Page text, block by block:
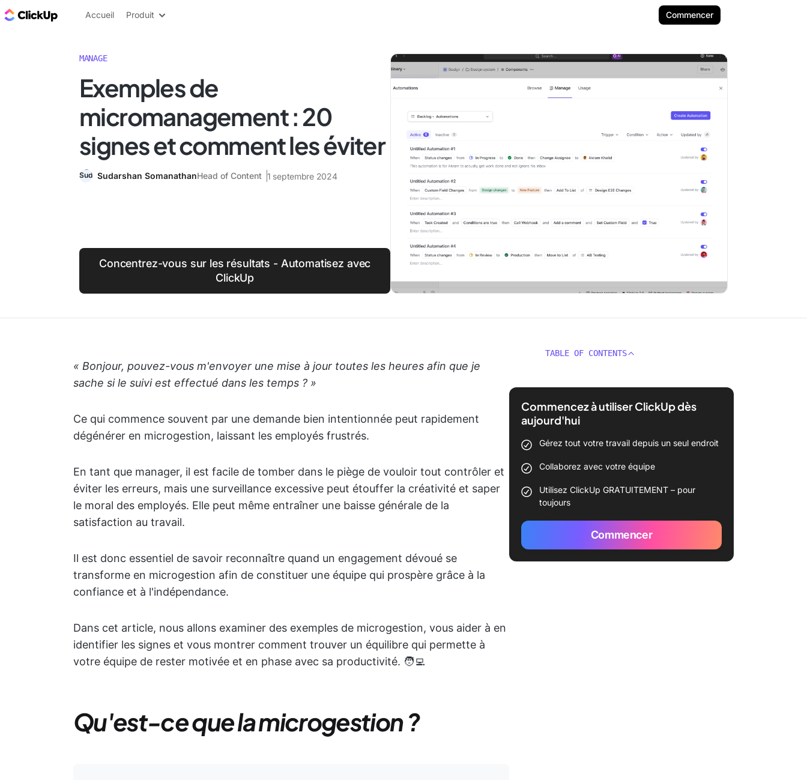
ClickUp Blog
Accueil Produit Commencer
MANAGE
Exemples de
micromanagement : 20
signes et comment les éviter
Sudarshan SomanathanHead of Content 1 septembre 2024
Concentrez-vous sur les résultats - Automatisez avec
ClickUp
« Bonjour, pouvez-vous m'envoyer une mise à jour toutes les heures afin que je
sache si le suivi est effectué dans les temps ? »
Ce qui commence souvent par une demande bien intentionnée peut rapidement
dégénérer en microgestion, laissant les employés frustrés.
En tant que manager, il est facile de tomber dans le piège de vouloir tout contrôler et
éviter les erreurs, mais une surveillance excessive peut étouffer la créativité et saper
le moral des employés. Elle peut même entraîner une baisse générale de la
satisfaction au travail.
Il est donc essentiel de savoir reconnaître quand un engagement dévoué se
transforme en microgestion afin de constituer une équipe qui prospère grâce à la
confiance et à l'indépendance.
Dans cet article, nous allons examiner des exemples de microgestion, vous aider à en
identifier les signes et vous montrer comment trouver un équilibre qui permette à
votre équipe de rester motivée et en phase avec sa productivité. 🧑‍💻
Qu'est-ce que la microgestion ?
TABLE OF CONTENTS
Commencez à utiliser ClickUp dès
aujourd'hui
Gérez tout votre travail depuis un seul endroit
Collaborez avec votre équipe
Utilisez ClickUp GRATUITEMENT – pour
toujours
Commencer